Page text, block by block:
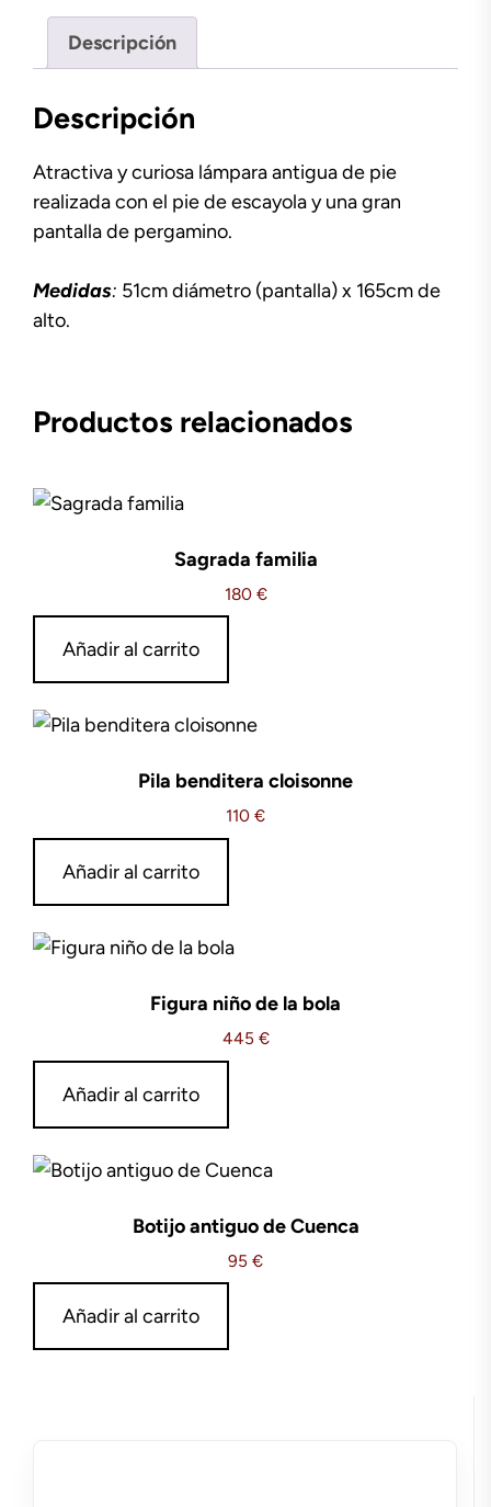
Descripción
Descripción
Atractiva y curiosa lámpara antigua de pie
realizada con el pie de escayola y una gran
pantalla de pergamino.
Medidas: 51cm diámetro (pantalla) x 165cm de
alto.
Productos relacionados
Sagrada familia
180 €
Añadir al carrito
Pila benditera cloisonne
110 €
Añadir al carrito
Figura niño de la bola
445 €
Añadir al carrito
Botijo antiguo de Cuenca
95 €
Añadir al carrito